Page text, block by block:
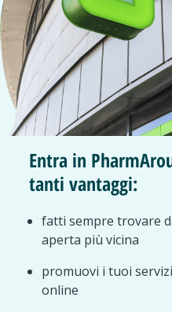
Entra in
tanti vantaggi:
fatti sempre trovare
aperta più vicina
promuovi i tuoi
online